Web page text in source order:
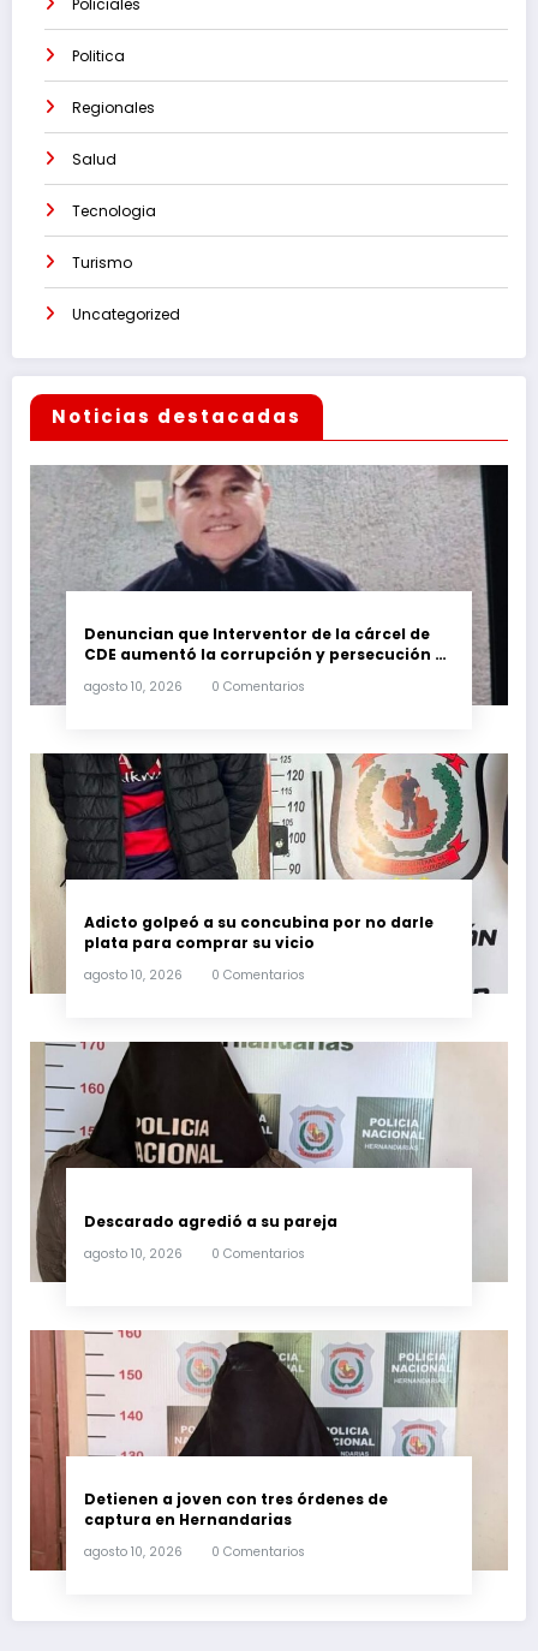
Policiales
Politica
Regionales
Salud
Tecnologia
Turismo
Uncategorized
Noticias destacadas
Denuncian que Interventor de la cárcel de
CDE aumentó la corrupción y persecución a
agosto 10, 2026 0 Comentarios
Adicto golpeó a su concubina por no darle
plata para comprar su vicio
agosto 10, 2026 0 Comentarios
Descarado agredió a su pareja
agosto 10, 2026 0 Comentarios
Detienen a joven con tres órdenes de
captura en Hernandarias
agosto 10, 2026 0 Comentarios